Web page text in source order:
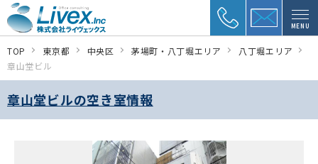
MENU
TOP 東京都 中央区 茅場町・八丁堀エリア
八丁堀エリア
章山堂ビル
章山堂ビルの空き室情報